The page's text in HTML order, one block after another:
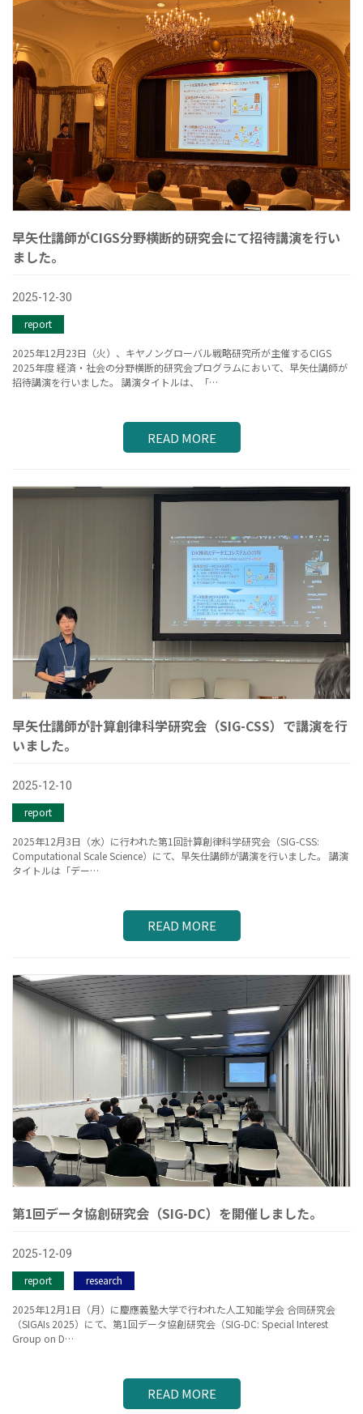
早矢仕講師がCIGS分野横断的研究会にて招待講演を行い
ました。
2025-12-30
report
2025年12月23日（火）、キヤノングローバル戦略研究所が主催するCIGS
2025年度 経済・社会の分野横断的研究会プログラムにおいて、早矢仕講師が
招待講演を行いました。 講演タイトルは、「…
READ MORE
早矢仕講師が計算創律科学研究会（SIG-CSS）で講演を行
いました。
2025-12-10
report
2025年12月3日（水）に行われた第1回計算創律科学研究会（SIG-CSS:
Computational Scale Science）にて、早矢仕講師が講演を行いました。 講演
タイトルは「デー…
READ MORE
第1回データ協創研究会（SIG-DC）を開催しました。
2025-12-09
report research
2025年12月1日（月）に慶應義塾大学で行われた人工知能学会 合同研究会
（SIGAIs 2025）にて、第1回データ協創研究会（SIG-DC: Special Interest
Group on D…
READ MORE